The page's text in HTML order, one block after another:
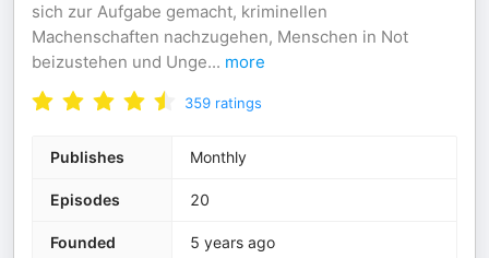
sich zur Aufgabe gemacht, kriminellen
Machenschaften nachzugehen, Menschen in Not
beizustehen und Unge... more
359 ratings
Publishes Monthly
Episodes 20
Founded 5 years ago